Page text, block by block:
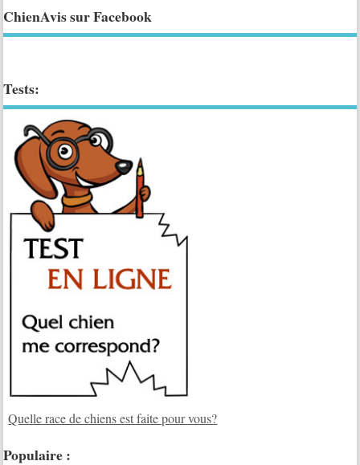
ChienAvis sur Facebook
Tests:
Quelle race de chiens est faite pour vous?
Populaire :